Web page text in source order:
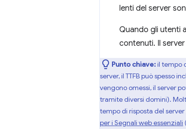
lenti del server
Quando gli utenti
contenuti. Il
Punto chiave:il tempo
server, il TTFB può spesso
vengono omessi, il server
tramite diversi domini).
tempo di risposta del
per i Segnali web essenziali